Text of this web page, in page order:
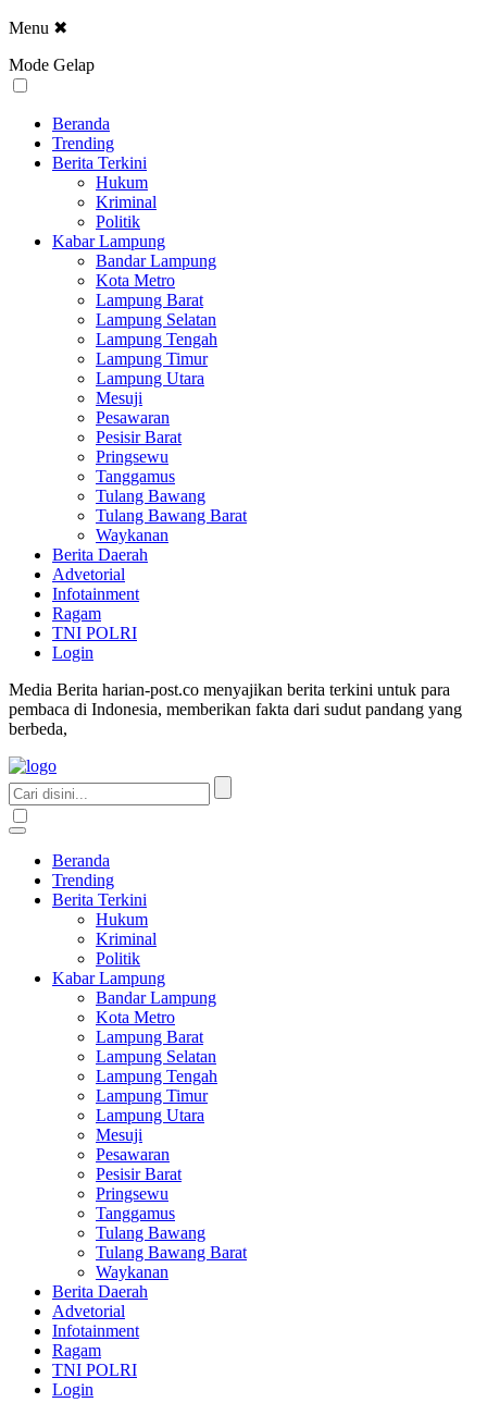
Menu ✖
Mode Gelap
Beranda
Trending
Berita Terkini
Hukum
Kriminal
Politik
Kabar Lampung
Bandar Lampung
Kota Metro
Lampung Barat
Lampung Selatan
Lampung Tengah
Lampung Timur
Lampung Utara
Mesuji
Pesawaran
Pesisir Barat
Pringsewu
Tanggamus
Tulang Bawang
Tulang Bawang Barat
Waykanan
Berita Daerah
Advetorial
Infotainment
Ragam
TNI POLRI
Login
Media Berita harian-post.co menyajikan berita terkini untuk para
pembaca di Indonesia, memberikan fakta dari sudut pandang yang
berbeda,
Beranda
Trending
Berita Terkini
Hukum
Kriminal
Politik
Kabar Lampung
Bandar Lampung
Kota Metro
Lampung Barat
Lampung Selatan
Lampung Tengah
Lampung Timur
Lampung Utara
Mesuji
Pesawaran
Pesisir Barat
Pringsewu
Tanggamus
Tulang Bawang
Tulang Bawang Barat
Waykanan
Berita Daerah
Advetorial
Infotainment
Ragam
TNI POLRI
Login